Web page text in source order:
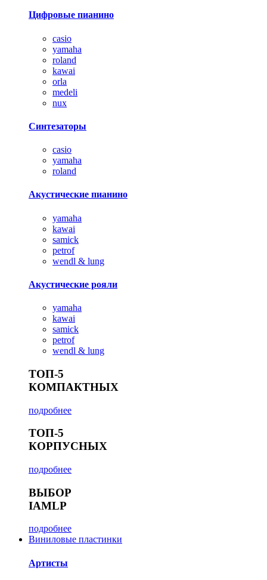
Цифровые пианино
casio
yamaha
roland
kawai
orla
medeli
nux
Синтезаторы
casio
yamaha
roland
Акустические пианино
yamaha
kawai
samick
petrof
wendl & lung
Акустические рояли
yamaha
kawai
samick
petrof
wendl & lung
ТОП-5
КОМПАКТНЫХ
подробнее
ТОП-5
КОРПУСНЫХ
подробнее
ВЫБОР
IAMLP
подробнее
Виниловые пластинки
Артисты